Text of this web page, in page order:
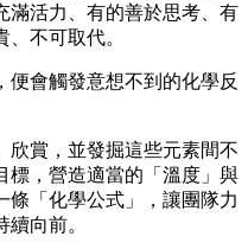
滿活力、有的善於思考、有
不可取代。
便會觸發意想不到的化學反
欣賞，並發掘這些元素間不
標，營造適當的「溫度」與
條「化學公式」，讓團隊力
向前。